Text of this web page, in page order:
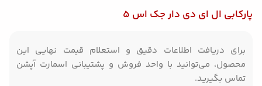
پارکابی ال ای دی دار جک اس 5
برای دریافت اطلاعات دقیق و استعلام قیمت نهایی این
محصول، می‌توانید با واحد فروش و پشتیبانی اسمارت آپشن
تماس بگیرید.